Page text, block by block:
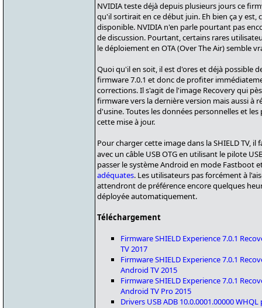
NVIDIA teste déjà depuis plusieurs jours ce
qu'il sortirait en ce début juin. Eh bien ça y est,
disponible. NVIDIA n'en parle pourtant pas
de discussion. Pourtant, certains rares
le déploiement en OTA (Over The Air) semble
Quoi qu'il en soit, il est d'ores et déjà possible
firmware 7.0.1 et donc de profiter
corrections. Il s'agit de l'image Recovery qui
firmware vers la dernière version mais aussi à
d'usine. Toutes les données personnelles et
cette mise à jour.
Pour charger cette image dans la SHIELD TV,
avec un câble USB OTG en utilisant le pilote
passer le système Android en mode Fastboot
adéquates. Les utilisateurs pas forcément à
attendront de préférence encore quelques
déployée automatiquement.
Téléchargement
Firmware SHIELD Experience 7.0.1
TV 2017
Firmware SHIELD Experience 7.0.1
Android TV 2015
Firmware SHIELD Experience 7.0.1
Android TV Pro 2015
Drivers USB ADB 10.0.0001.00000